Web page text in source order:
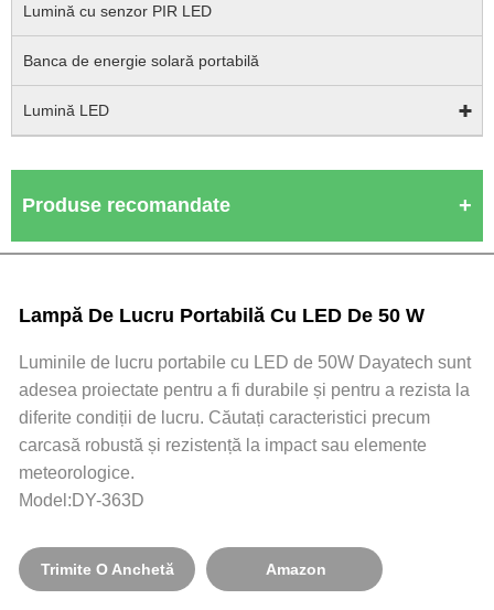
Lumină cu senzor PIR LED
Banca de energie solară portabilă
Lumină LED
Produse recomandate
Lampă De Lucru Portabilă Cu LED De 50 W
Luminile de lucru portabile cu LED de 50W Dayatech sunt
adesea proiectate pentru a fi durabile și pentru a rezista la
diferite condiții de lucru. Căutați caracteristici precum
carcasă robustă și rezistență la impact sau elemente
meteorologice.
Model:DY-363D
Trimite O Anchetă Amazon